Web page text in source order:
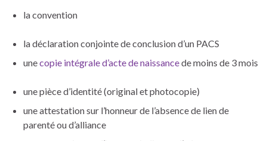
la convention
la déclaration conjointe de conclusion d’un PACS
unecopie intégrale d’acte de naissancede moins de 3 mois
une pièce d’identité (original et photocopie)
une attestation sur l’honneur de l’absence de lien de
parenté ou d’alliance